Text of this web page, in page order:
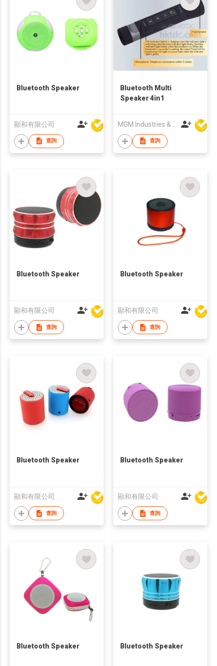
Bluetooth Speaker
顯和有限公司
查詢
Bluetooth Multi
Speaker 4in1
查詢
Bluetooth Speaker
顯和有限公司
查詢
Bluetooth Speaker
顯和有限公司
查詢
Bluetooth Speaker
顯和有限公司
查詢
Bluetooth Speaker
顯和有限公司
查詢
Bluetooth Speaker Bluetooth Speaker